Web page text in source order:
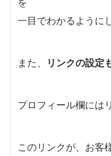
を
一目でわかるように
また、 リンクの設定
プロフィール欄には
このリンクが、お客